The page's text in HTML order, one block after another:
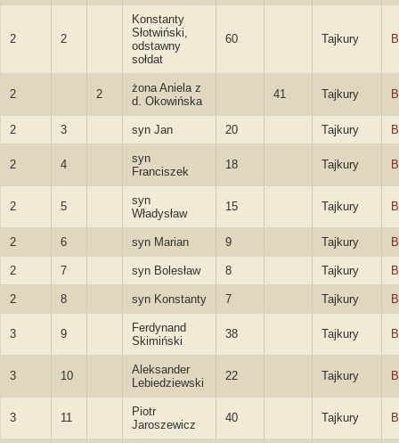
2 2
Konstanty
Słotwiński,
odstawny
sołdat
60 Tajkury
2 2
żona Aniela z
d. Okowińska
41 Tajkury
2 3 syn Jan 20 Tajkury
2 4
syn
Franciszek
18 Tajkury
2 5
syn
Władysław
15 Tajkury
2 6 syn Marian 9 Tajkury
2 7 syn Bolesław 8 Tajkury
2 8 syn Konstanty 7 Tajkury
3 9
Ferdynand
Skimiński
38 Tajkury
3 10
Aleksander
Lebiedziewski
22 Tajkury
3 11
Piotr
Jaroszewicz
40 Tajkury